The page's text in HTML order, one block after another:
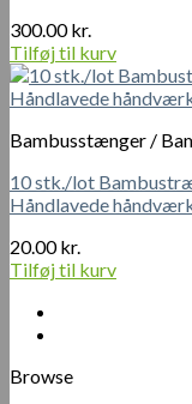
300.00kr.
Tilføj til kurv
Bambusstænger /
10 stk./lot
Håndlavede
20.00kr.
Tilføj til kurv
Browse